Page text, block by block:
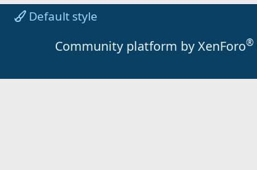
Default style
Community platform by XenForo®